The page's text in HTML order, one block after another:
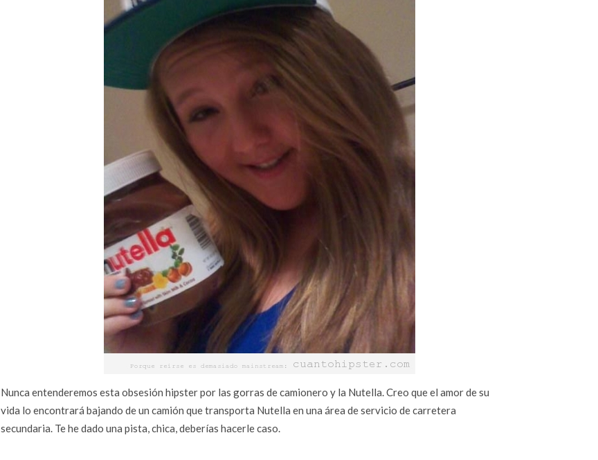
Nunca entenderemos esta obsesión hipster por las gorras de camionero y la Nutella. Creo que el amor de su
vida lo encontrará bajando de un camión que transporta Nutella en una área de servicio de carretera
secundaria. Te he dado una pista, chica, deberías hacerle caso.